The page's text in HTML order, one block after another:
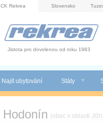
CK Rekrea Slovensko
Jistota pro dovolenou od roku 1963
Najít ubytování Státy
Hodonín (obec v oblasti